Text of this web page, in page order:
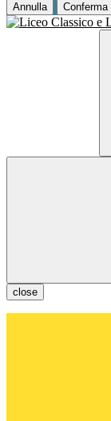
Annulla Conferma
close